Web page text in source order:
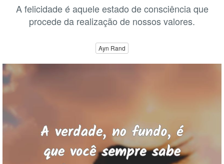
A felicidade é aquele estado de consciência que
procede da realização de nossos valores.
Ayn Rand